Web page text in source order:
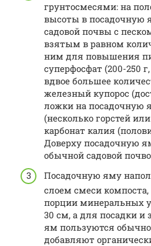
грунтосмесями: на
высоты в посадочную
садовой почвы с
взятым в равном
ним для повышения
суперфосфат (200-250
вдвое большее
железный купорос
ложки на посадочную
(несколько горстей
карбонат калия
Доверху посадочную
обычной садовой
Посадочную яму
слоем смеси
порции минеральных
30 см, а для посадки и
ям пользуются
добавляют